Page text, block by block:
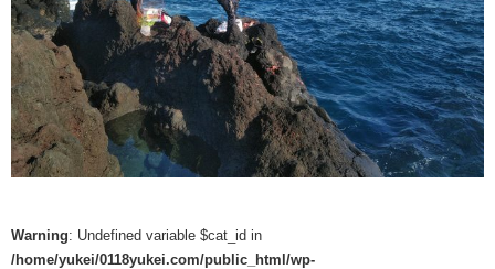
Warning: Undefined variable $cat_id in
/home/yukei/0118yukei.com/public_html/wp-